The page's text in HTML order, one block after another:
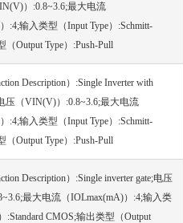
）:0.8~3.6;最大电流
:4;输入类型（Input Type）:Schmitt-
（Output Type）:Push-Pull
Description）:Single Inverter with
压（VIN(V)）:0.8~3.6;最大电流
:4;输入类型（Input Type）:Schmitt-
（Output Type）:Push-Pull
Description）:Single inverter gate;电压
最大电流（IOLmax(mA)）:4;输入类
:Standard CMOS;输出类型（Output